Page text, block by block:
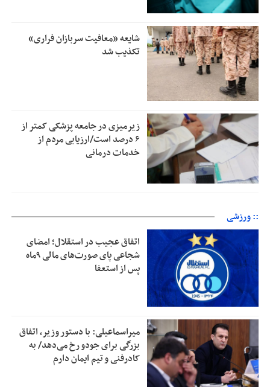
شایعه «معافیت سربازان فراری»
تکذیب شد
زیرمیزی در جامعه پزشکی کمتر از
۶ درصد است/ارزیابی مردم از
خدمات درمانی
:: ورزشی
اتفاق عجیب در استقلال؛ امضای
شجاعی پای صورت‌های مالی ٩ماه
پس از استعفا
میراسماعیلی: با دستور وزیر، اتفاق
بزرگی برای جودو رخ می‌دهد/ به
کادرفنی و تیم ایمان دارم